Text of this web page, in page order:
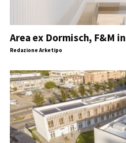
Area ex Dormisch, F&M
Redazione Arketipo